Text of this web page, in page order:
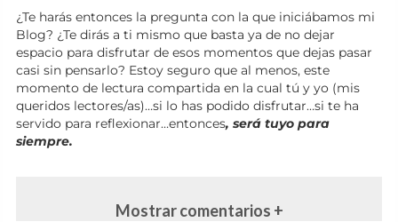
¿Te harás entonces la pregunta con la que iniciábamos mi
Blog? ¿Te dirás a ti mismo que basta ya de no dejar
espacio para disfrutar de esos momentos que dejas pasar
casi sin pensarlo? Estoy seguro que al menos, este
momento de lectura compartida en la cual tú y yo (mis
queridos lectores/as)…si lo has podido disfrutar…si te ha
servido para reflexionar…entonces, será tuyo para
siempre.
Mostrar comentarios +